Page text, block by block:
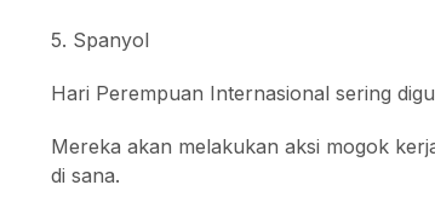
5. Spanyol
Hari Perempuan Internasional sering
Mereka akan melakukan aksi mogok
di sana.